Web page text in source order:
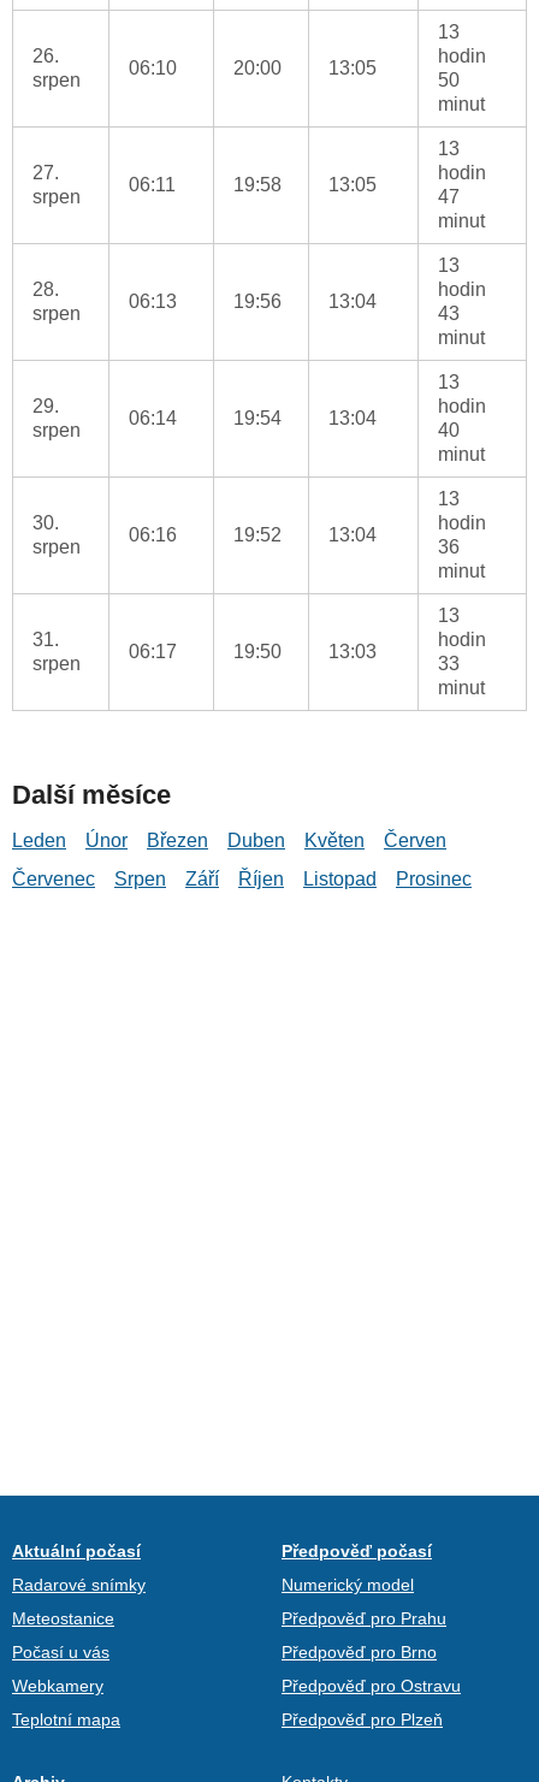
26.
srpen
06:10 20:00 13:05
13
hodin
50
minut
27.
srpen
06:11 19:58 13:05
13
hodin
47
minut
28.
srpen
06:13 19:56 13:04
13
hodin
43
minut
29.
srpen
06:14 19:54 13:04
13
hodin
40
minut
30.
srpen
06:16 19:52 13:04
13
hodin
36
minut
31.
srpen
06:17 19:50 13:03
13
hodin
33
minut
Další měsíce
Leden Únor Březen Duben Květen
Červen
Červenec
Srpen Září Říjen Listopad Prosinec
Aktuální počasí
Radarové snímky
Meteostanice
Počasí u vás
Webkamery
Teplotní mapa
Předpověď počasí
Numerický model
Předpověď pro Prahu
Předpověď pro Brno
Předpověď pro Ostravu
Předpověď pro Plzeň